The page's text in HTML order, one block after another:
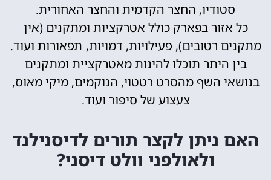
סטודיו, החצר הקדמית והחצר האחורית.
כל אזור בפארק כולל אטרקציות ומתקנים (אין
מתקנים רטובים), פעילויות, דמויות, תפאורות ועוד.
בין היתר תוכלו להינות מאטרקציית ומתקנים
בנושאי השף מהסרט רטטוי, הנוקמים, מיקי מאוס,
צעצוע של סיפור ועוד.
האם ניתן לקצר תורים לדיסנילנד
ולאולפני וולט דיסני?